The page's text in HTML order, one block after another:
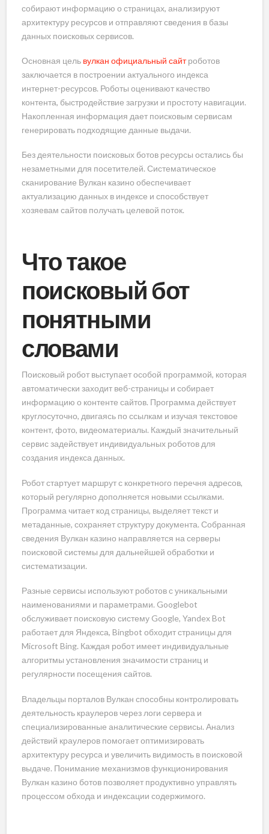
собирают информацию о страницах, анализируют
архитектуру ресурсов и отправляют сведения в базы
данных поисковых сервисов.
Основная цель вулкан официальный сайтроботов
заключается в построении актуального индекса
интернет-ресурсов. Роботы оценивают качество
контента, быстродействие загрузки и простоту навигации.
Накопленная информация дает поисковым сервисам
генерировать подходящие данные выдачи.
Без деятельности поисковых ботов ресурсы остались бы
незаметными для посетителей. Систематическое
сканирование Вулкан казино обеспечивает
актуализацию данных в индексе и способствует
хозяевам сайтов получать целевой поток.
Что такое
поисковый бот
понятными
словами
Поисковый робот выступает особой программой, которая
автоматически заходит веб-страницы и собирает
информацию о контенте сайтов. Программа действует
круглосуточно, двигаясь по ссылкам и изучая текстовое
контент, фото, видеоматериалы. Каждый значительный
сервис задействует индивидуальных роботов для
создания индекса данных.
Робот стартует маршрут с конкретного перечня адресов,
который регулярно дополняется новыми ссылками.
Программа читает код страницы, выделяет текст и
метаданные, сохраняет структуру документа. Собранная
сведения Вулкан казино направляется на серверы
поисковой системы для дальнейшей обработки и
систематизации.
Разные сервисы используют роботов с уникальными
наименованиями и параметрами. Googlebot
обслуживает поисковую систему Google, Yandex Bot
работает для Яндекса, Bingbot обходит страницы для
Microsoft Bing. Каждая робот имеет индивидуальные
алгоритмы установления значимости страниц и
регулярности посещения сайтов.
Владельцы порталов Вулкан способны контролировать
деятельность краулеров через логи сервера и
специализированные аналитические сервисы. Анализ
действий краулеров помогает оптимизировать
архитектуру ресурса и увеличить видимость в поисковой
выдаче. Понимание механизмов функционирования
Вулкан казино ботов позволяет продуктивно управлять
процессом обхода и индексации содержимого.